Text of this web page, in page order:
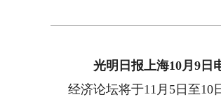
光明日报上海10月9日
经济论坛将于11月5日至